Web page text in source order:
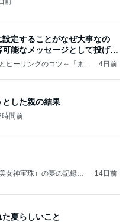
定することがなぜ大事なの
能なメッセージとして投げる
ヒーリングのコツ～「まと
4日前
した親の結果
時間前
女神宝珠）の夢の記録
14日前
夏らしいこと